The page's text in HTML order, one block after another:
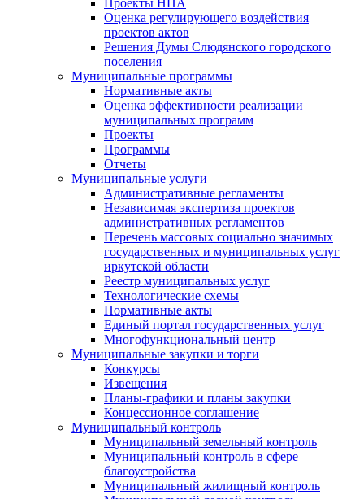
Проекты НПА
Оценка регулирующего воздействия
проектов актов
Решения Думы Слюдянского городского
поселения
Муниципальные программы
Нормативные акты
Оценка эффективности реализации
муниципальных программ
Проекты
Программы
Отчеты
Муниципальные услуги
Административные регламенты
Независимая экспертиза проектов
административных регламентов
Перечень массовых социально значимых
государственных и муниципальных услуг
иркутской области
Реестр муниципальных услуг
Технологические схемы
Нормативные акты
Единый портал государственных услуг
Многофункциональный центр
Муниципальные закупки и торги
Конкурсы
Извещения
Планы-графики и планы закупки
Концессионное соглашение
Муниципальный контроль
Муниципальный земельный контроль
Муниципальный контроль в сфере
благоустройства
Муниципальный жилищный контроль